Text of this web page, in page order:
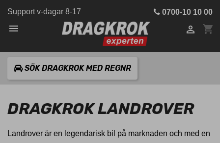
Support v-dagar 8-17 0700-10 10 00
 shopping_cart

SÖK DRAGKROK MED REGNR
DRAGKROK LANDROVER
Landrover är en legendarisk bil på marknaden och med en